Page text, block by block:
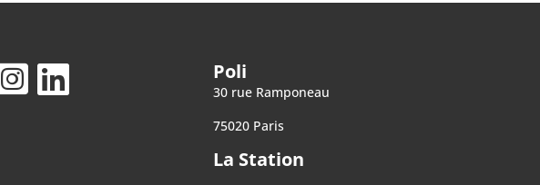
Poli
30 rue Ramponeau
75020 Paris
La Station